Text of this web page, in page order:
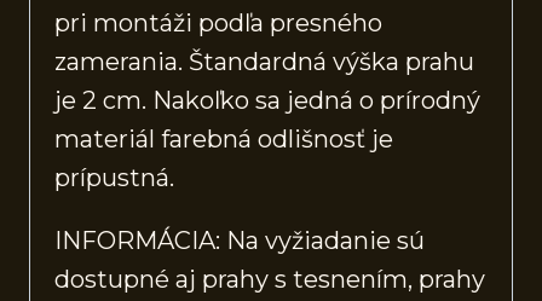
pri montáži podľa presného
zamerania. Štandardná výška prahu
je 2 cm. Nakoľko sa jedná o prírodný
materiál farebná odlišnosť je
prípustná.
INFORMÁCIA: Na vyžiadanie sú
dostupné aj prahy s tesnením, prahy